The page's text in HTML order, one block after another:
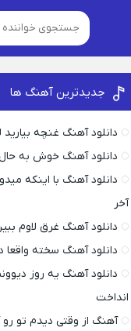
جدیدترین آهنگ ها
دانلود آهنگ غنچه بیارید
دانلود آهنگ خوش به
دانلود آهنگ با اینکه
آخر
دانلود آهنگ غرق لاوم
دانلود آهنگ سخته واقعا
دانلود آهنگ یه روز
انداخت
آهنگ از وقتی دیدم تو رو